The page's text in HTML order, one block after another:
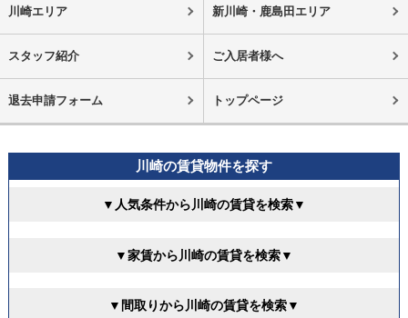
川崎エリア 新川崎・鹿島田エリア
スタッフ紹介 ご入居者様へ
退去申請フォーム トップページ
川崎の賃貸物件を探す
▼人気条件から川崎の賃貸を検索▼
▼家賃から川崎の賃貸を検索▼
▼間取りから川崎の賃貸を検索▼